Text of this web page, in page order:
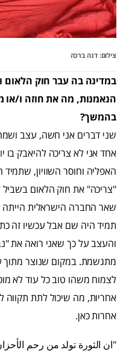
צילום: דנה ברכה
במדינה בה עבר חוק הלאום
הנאמנות, מה את חוזה ו/או
בהמשך?
שני דברים אני חשה, עצב
אחד אני לא צריכה להיאבק בו
האפליה וחוסר השוויון,
"צריכה" את חוק הלאום
שאר החברה הישראלית הייתה
תמיד היה שם אבל עכשיו זה
והעצב על כך שאני רואה את
מתגשמת. במקום שנוצר מתוך
לצמוח משהו טוב כל עוד לא
אחריות, מה שיכול לתת תקווה
אחרות כאן.
"ان الثورة تولد من رحم